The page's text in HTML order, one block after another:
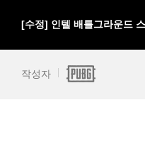
[수정] 인텔 배틀그라운드
작성자